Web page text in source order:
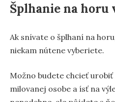
Šplhanie na horu
Ak snívate o šplhaní na
niekam nútene vyberiete.
Možno budete chcieť urobiť
milovanej osobe a ísť na